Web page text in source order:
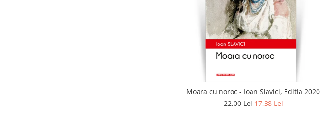
Moara cu noroc - Ioan Slavici, Editia 2020
22,00 Lei17,38 Lei